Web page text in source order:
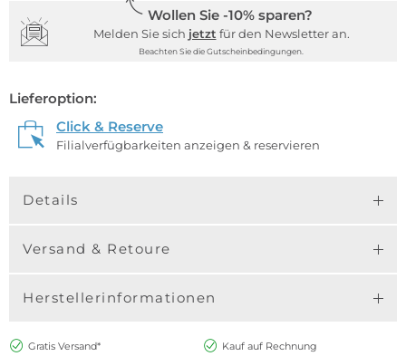
Wollen Sie -10% sparen?
Melden Sie sich jetzt für den Newsletter an.
Beachten Sie die Gutscheinbedingungen.
Lieferoption:
Click & Reserve
Filialverfügbarkeiten anzeigen & reservieren
Details
Versand & Retoure
Herstellerinformationen
Gratis Versand*
Kauf auf Rechnung